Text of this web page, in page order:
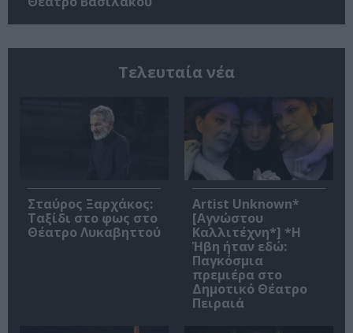
Τελευταία νέα
Σταύρος Ξαρχάκος:
Ταξίδι στο φως στο
Θέατρο Λυκαβηττού
Artist Unknown*
[Αγνώστου
Καλλιτέχνη*] *Η
Ήβη ήταν εδώ:
Παγκόσμια
πρεμιέρα στο
Δημοτικό Θέατρο
Πειραιά